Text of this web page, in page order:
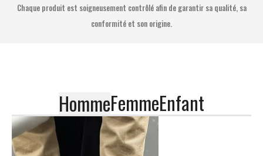
Chaque produit est soigneusement contrôlé afin de garantir sa qualité, sa
conformité et son origine.
HommeFemmeEnfant